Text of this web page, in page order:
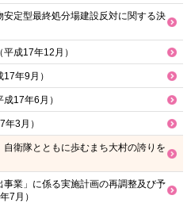
定型最終処分場建設反対に関する決
成17年12月）
年9月）
17年6月）
3月）
衛隊とともに歩むまち大村の誇りを
事業」に係る実施計画の再調整及び予
7月）